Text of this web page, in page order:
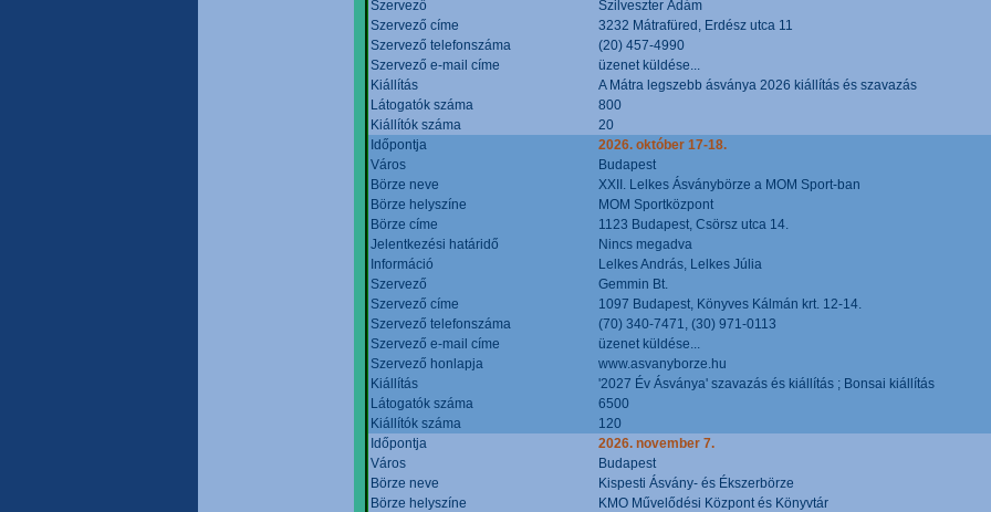
Szervező
Szilveszter Ádám
Szervező címe
3232 Mátrafüred, Erdész utca 11
Szervező telefonszáma
(20) 457-4990
Szervező e-mail címe
üzenet küldése...
Kiállítás
A Mátra legszebb ásványa 2026 kiállítás és szavazás
Látogatók száma
800
Kiállítók száma
20
Időpontja
2026. október 17-18.
Város
Budapest
Börze neve
XXII. Lelkes Ásványbörze a MOM Sport-ban
Börze helyszíne
MOM Sportközpont
Börze címe
1123 Budapest, Csörsz utca 14.
Jelentkezési határidő
Nincs megadva
Információ
Lelkes András, Lelkes Júlia
Szervező
Gemmin Bt.
Szervező címe
1097 Budapest, Könyves Kálmán krt. 12-14.
Szervező telefonszáma
(70) 340-7471, (30) 971-0113
Szervező e-mail címe
üzenet küldése...
Szervező honlapja
www.asvanyborze.hu
Kiállítás
'2027 Év Ásványa' szavazás és kiállítás ; Bonsai kiállítás
Látogatók száma
6500
Kiállítók száma
120
Időpontja
2026. november 7.
Város
Budapest
Börze neve
Kispesti Ásvány- és Ékszerbörze
Börze helyszíne
KMO Művelődési Központ és Könyvtár